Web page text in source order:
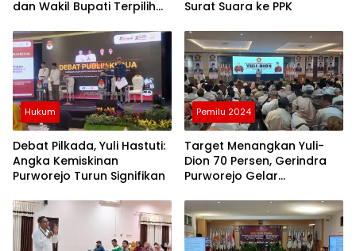
dan Wakil Bupati Terpilih
Surat Suara ke PPK
Hukum
Debat Pilkada, Yuli Hastuti:
Angka Kemiskinan
Purworejo Turun Signifikan
Pemilu 2024
Target Menangkan Yuli-
Dion 70 Persen, Gerindra
Purworejo Gelar